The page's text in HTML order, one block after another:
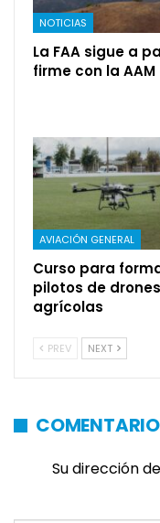
NOTICIAS
La FAA sigue a
firme con la AAM
AVIACIÓN GENERAL
Curso para
pilotos de drones
agrícolas
PREV NEXT
Su dirección